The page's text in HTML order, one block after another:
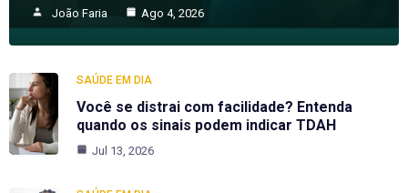
João Faria Ago 4, 2026
SAÚDE EM DIA
Você se distrai com facilidade? Entenda
quando os sinais podem indicar TDAH
Jul 13, 2026